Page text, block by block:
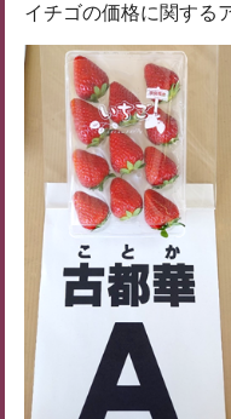
イチゴの価格に関する